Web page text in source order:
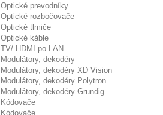
Optické prevodníky
Optické rozbočovače
Optické tlmiče
Optické káble
TV/ HDMI po LAN
Modulátory, dekodéry
Modulátory, dekodéry XD Vision
Modulátory, dekodéry Polytron
Modulátory, dekodéry Grundig
Kódovače
Kódovače